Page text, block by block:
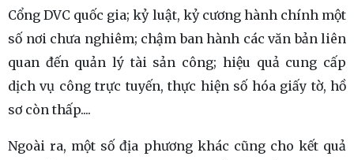
Cổng DVC quốc gia; kỷ luật, kỷ cương hành chính một
số nơi chưa nghiêm; chậm ban hành các văn bản liên
quan đến quản lý tài sản công; hiệu quả cung cấp
dịch vụ công trực tuyến, thực hiện số hóa giấy tờ, hồ
sơ còn thấp....
Ngoài ra, một số địa phương khác cũng cho kết quả